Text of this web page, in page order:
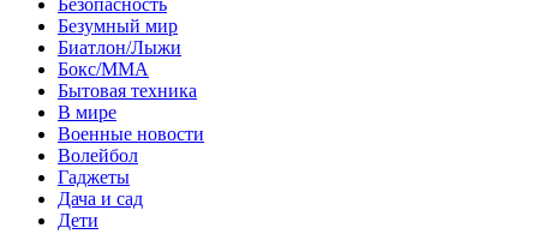
Безумный мир
Биатлон/Лыжи
Бокс/MMA
Бытовая техника
В мире
Военные новости
Волейбол
Гаджеты
Дача и сад
Дети